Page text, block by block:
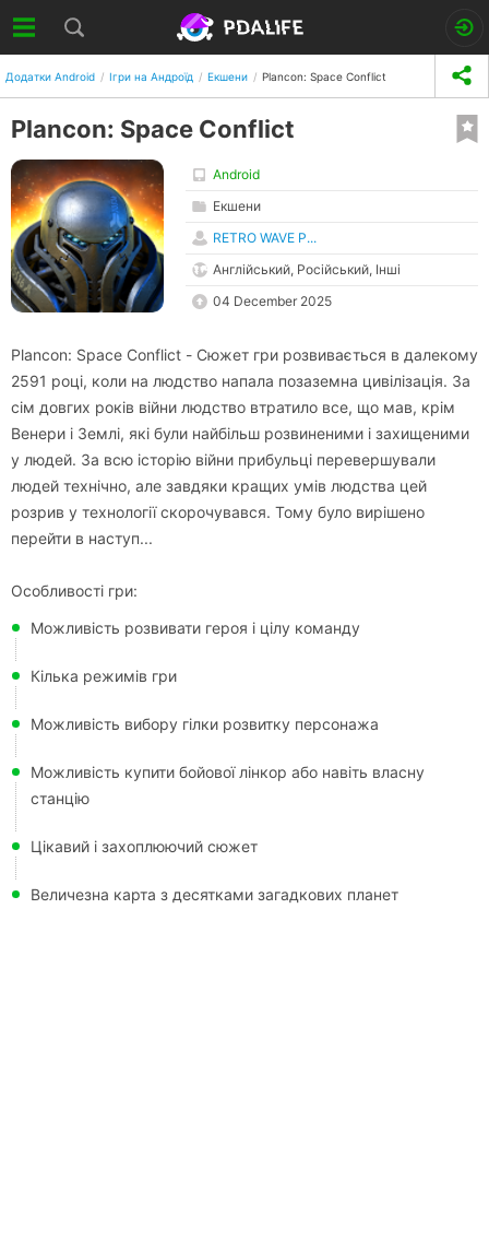
Додатки Android Ігри на Андроїд Екшени Plancon: Space Conflict
Plancon: Space Conflict
Android
Екшени
RETRO WAVE P...
Англійський, Російський, Інші
04 December 2025
Plancon: Space Conflict - Сюжет гри розвивається в далекому
2591 році, коли на людство напала позаземна цивілізація. За
сім довгих років війни людство втратило все, що мав, крім
Венери і Землі, які були найбільш розвиненими і захищеними
у людей. За всю історію війни прибульці перевершували
людей технічно, але завдяки кращих умів людства цей
розрив у технології скорочувався. Тому було вирішено
перейти в наступ...
Особливості гри:
Можливість розвивати героя і цілу команду
Кілька режимів гри
Можливість вибору гілки розвитку персонажа
Можливість купити бойової лінкор або навіть власну
станцію
Цікавий і захоплюючий сюжет
Величезна карта з десятками загадкових планет